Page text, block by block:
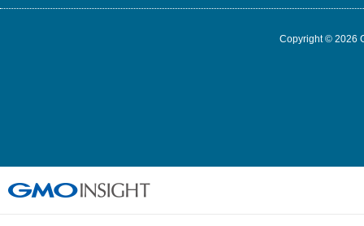
Copyright © 2026